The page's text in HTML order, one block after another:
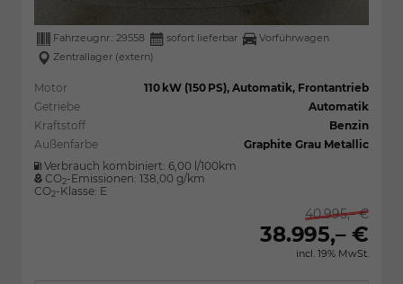
Fahrzeugnr.: 29558 sofort lieferbar
Vorführwagen
Zentrallager (extern)
Motor
110 kW (150 PS), Automatik, Frontantrieb
Getriebe
Automatik
Kraftstoff
Benzin
Außenfarbe
Graphite Grau Metallic
Verbrauch kombiniert: 6,00 l/100km
CO2-Emissionen: 138,00 g/km
CO2-Klasse: E
40.995,– €
38.995,– €
incl. 19% MwSt.